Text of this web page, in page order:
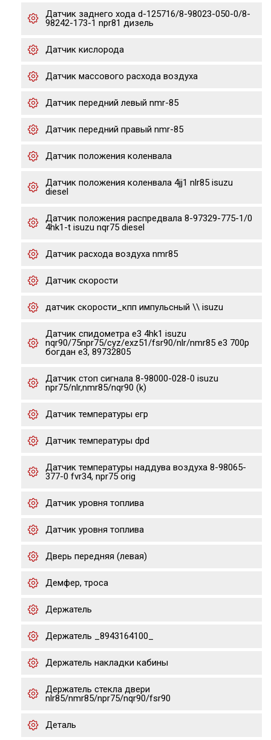
Датчик заднего хода d-125716/8-98023-050-0/8-
98242-173-1 npr81 дизель
Датчик кислорода
Датчик массового расхода воздуха
Датчик передний левый nmr-85
Датчик передний правый nmr-85
Датчик положения коленвала
Датчик положения коленвала 4jj1 nlr85 isuzu
diesel
Датчик положения распредвала 8-97329-775-1/0
4hk1-t isuzu nqr75 diesel
Датчик расхода воздуха nmr85
Датчик скорости
датчик скорости_кпп импульсный \\ isuzu
Датчик спидометра е3 4hk1 isuzu
nqr90/75npr75/cyz/exz51/fsr90/nlr/nmr85 e3 700p
богдан е3, 89732805
Датчик стоп сигнала 8-98000-028-0 isuzu
npr75/nlr,nmr85/nqr90 (k)
Датчик температуры егр
Датчик температуры dpd
Датчик температуры наддува воздуха 8-98065-
377-0 fvr34, npr75 orig
Датчик уровня топлива
Датчик уровня топлива
Дверь передняя (левая)
Демфер, троса
Держатель
Держатель _8943164100_
Держатель накладки кабины
Держатель стекла двери
nlr85/nmr85/npr75/nqr90/fsr90
Деталь